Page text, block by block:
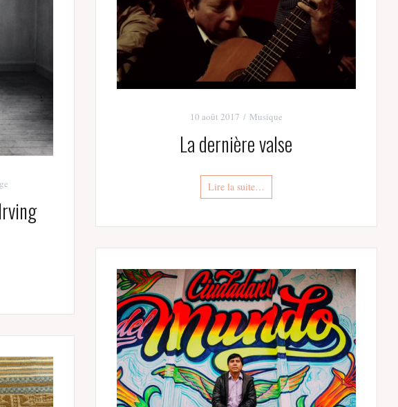
10 août 2017 Musique
La dernière valse
Lire la suite…